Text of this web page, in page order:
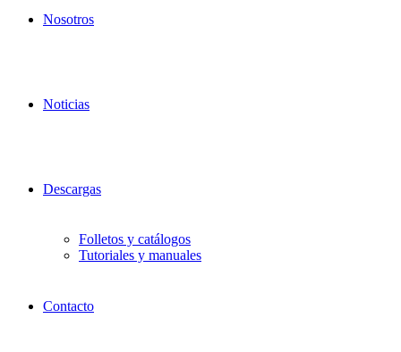
Nosotros
Noticias
Descargas
Folletos y catálogos
Tutoriales y manuales
Contacto